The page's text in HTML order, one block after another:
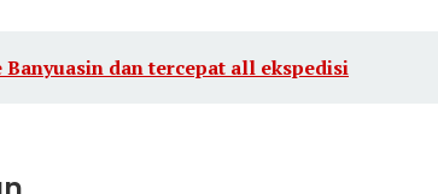
dan tercepat all ekspedisi